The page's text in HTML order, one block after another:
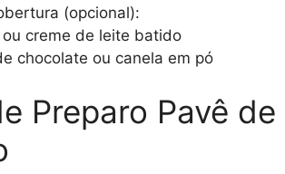
(opcional):
ou creme de leite batido
chocolate ou canela em pó
Preparo Pavê